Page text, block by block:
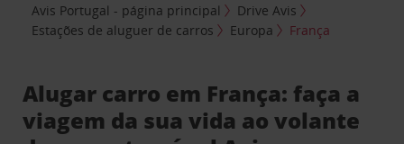
Avis Portugal - página principal
Drive Avis
Estações de aluguer de carros
Europa França
Alugar carro em França: faça a
viagem da sua vida ao volante